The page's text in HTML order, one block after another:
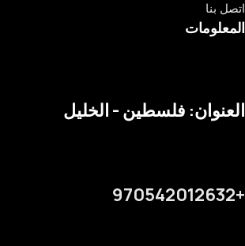
اتصل بنا
المعلومات
العنوان: فلسطين - الخليل
+970542012632